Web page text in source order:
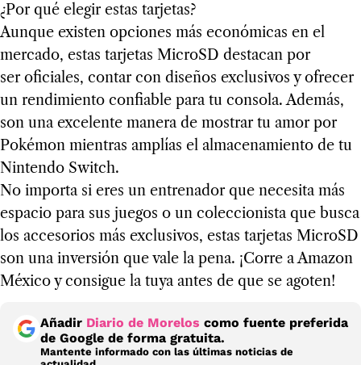
¿Por qué elegir estas tarjetas?
Aunque existen opciones más económicas en el
mercado, estas tarjetas MicroSD destacan por
ser oficiales, contar con diseños exclusivos y ofrecer
un rendimiento confiable para tu consola. Además,
son una excelente manera de mostrar tu amor por
Pokémon mientras amplías el almacenamiento de tu
Nintendo Switch.
No importa si eres un entrenador que necesita más
espacio para sus juegos o un coleccionista que busca
los accesorios más exclusivos, estas tarjetas MicroSD
son una inversión que vale la pena. ¡Corre a Amazon
México y consigue la tuya antes de que se agoten!
Añadir Diario de Morelos como fuente preferida
de Google de forma gratuita.
Mantente informado con las últimas noticias de